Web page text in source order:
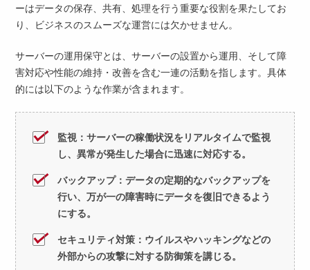
ーはデータの保存、共有、処理を行う重要な役割を果たしてお
り、ビジネスのスムーズな運営には欠かせません。
サーバーの運用保守とは、サーバーの設置から運用、そして障
害対応や性能の維持・改善を含む一連の活動を指します。具体
的には以下のような作業が含まれます。
監視：サーバーの稼働状況をリアルタイムで監視
し、異常が発生した場合に迅速に対応する。
バックアップ：データの定期的なバックアップを
行い、万が一の障害時にデータを復旧できるよう
にする。
セキュリティ対策：ウイルスやハッキングなどの
外部からの攻撃に対する防御策を講じる。